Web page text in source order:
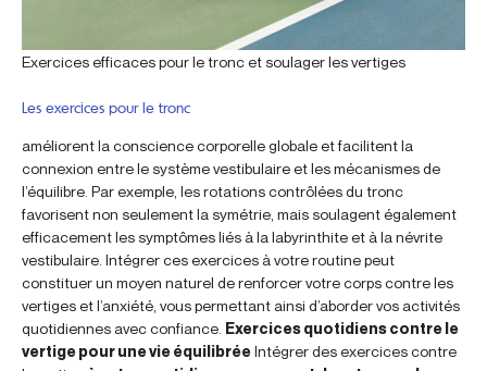
Exercices efficaces pour le tronc et soulager les vertiges
Les exercices pour le tronc
améliorent la conscience corporelle globale et facilitent la
connexion entre le système vestibulaire et les mécanismes de
l’équilibre. Par exemple, les rotations contrôlées du tronc
favorisent non seulement la symétrie, mais soulagent également
efficacement les symptômes liés à la labyrinthite et à la névrite
vestibulaire. Intégrer ces exercices à votre routine peut
constituer un moyen naturel de renforcer votre corps contre les
vertiges et l’anxiété, vous permettant ainsi d’aborder vos activités
quotidiennes avec confiance. Exercices quotidiens contre le
vertige pour une vie équilibréeIntégrer des exercices contre